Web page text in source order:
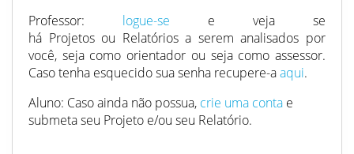
Professor: logue-se e veja se
há Projetos ou Relatórios a serem analisados por
você, seja como orientador ou seja como assessor.
Caso tenha esquecido sua senha recupere-aaqui.
Aluno: Caso ainda não possua, crie uma conta e
submeta seu Projeto e/ou seu Relatório.